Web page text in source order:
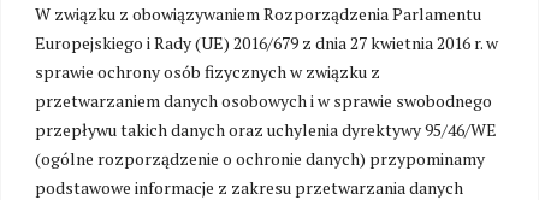
W związku z obowiązywaniem Rozporządzenia Parlamentu
Europejskiego i Rady (UE) 2016/679 z dnia 27 kwietnia 2016 r. w
sprawie ochrony osób fizycznych w związku z
przetwarzaniem danych osobowych i w sprawie swobodnego
przepływu takich danych oraz uchylenia dyrektywy 95/46/WE
(ogólne rozporządzenie o ochronie danych) przypominamy
podstawowe informacje z zakresu przetwarzania danych